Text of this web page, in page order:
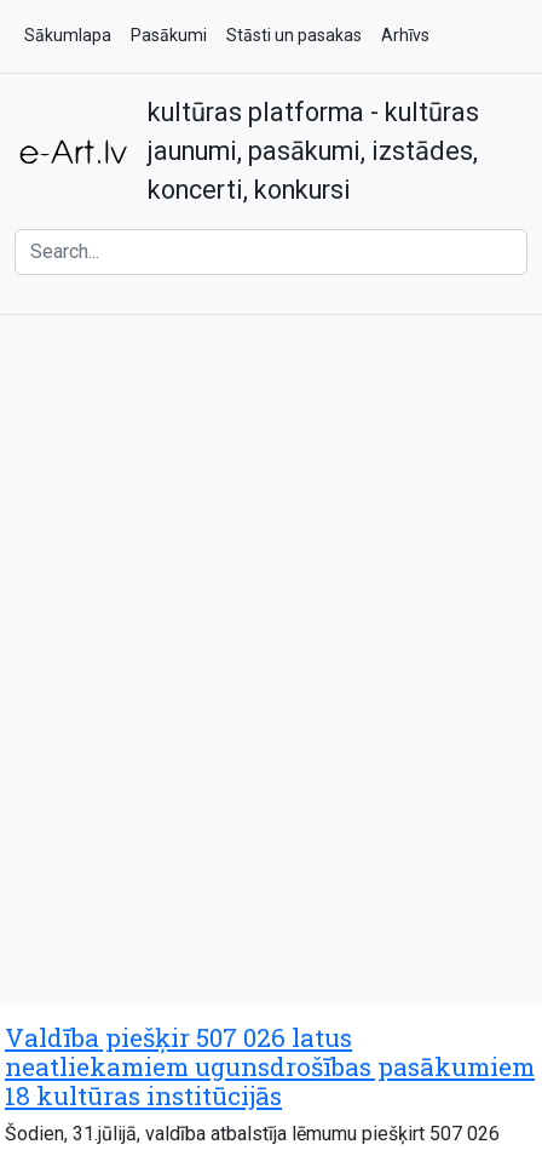
Sākumlapa Pasākumi Stāsti un pasakas Arhīvs
Kontakti
kultūras platforma - kultūras
jaunumi, pasākumi, izstādes,
koncerti, konkursi
Valdība piešķir 507 026 latus
neatliekamiem ugunsdrošības pasākumiem
18 kultūras institūcijās
Šodien, 31.jūlijā, valdība atbalstīja lēmumu piešķirt 507 026